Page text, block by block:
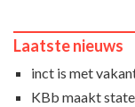
Laatste nieuws
inct is met
KBb maakt